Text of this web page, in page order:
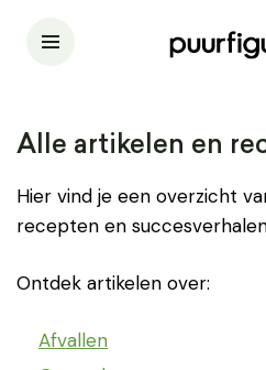
Alle artikelen en
Hier vind je een overzicht
recepten en
Ontdek artikelen over:
Afvallen